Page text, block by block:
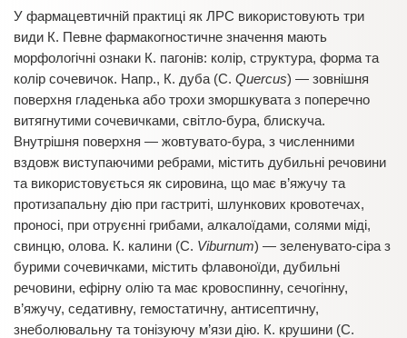
У фармацевтичній практиці як ЛРС використовують три
види К. Певне фармакогностичне значення мають
морфологічні ознаки К. пагонів: колір, структура, форма та
колір сочевичок. Напр., К. дуба (C. Quercus) — зовнішня
поверхня гладенька або трохи зморшкувата з поперечно
витягнутими сочевичками, світло-бура, блискуча.
Внутрішня поверхня — жовтувато-бура, з численними
вздовж виступаючими ребрами, містить дубильні речовини
та використовується як сировина, що має в’яжучу та
протизапальну дію при гастриті, шлункових кровотечах,
проносі, при отруєнні грибами, алкалоїдами, солями міді,
свинцю, олова. К. калини (C. Viburnum) — зеленувато-сіра з
бурими сочевичками, містить флавоноїди, дубильні
речовини, ефірну олію та має кровоспинну, сечогінну,
в’яжучу, седативну, гемостатичну, антисептичну,
знеболювальну та тонізуючу м’язи дію. К. крушини (C.